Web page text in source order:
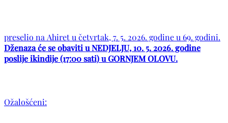
preselio na Ahiret u četvrtak, 7. 5. 2026. godine u 69. godini.
Dženaza će se obaviti u NEDJELJU, 10. 5. 2026. godine
poslije ikindije (17:00 sati) u GORNJEM OLOVU.
Ožalošćeni: